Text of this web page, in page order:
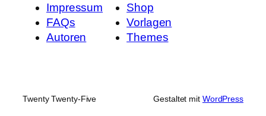
Impressum
FAQs
Autoren
Shop
Vorlagen
Themes
Twenty Twenty-Five Gestaltet mit WordPress